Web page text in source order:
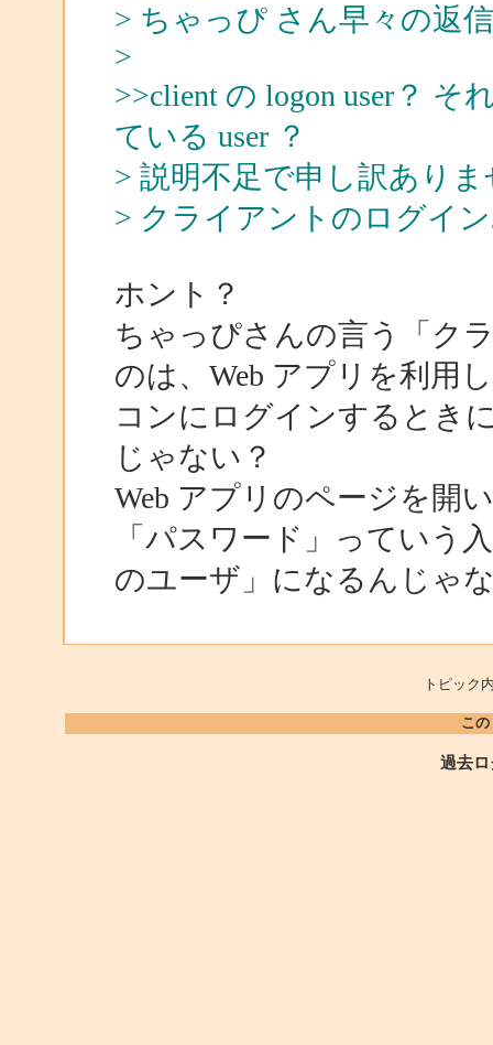
> ちゃっぴ さん早々の返
>
>>client の logon user？ そ
ている user ？
> 説明不足で申し訳あり
> クライアントのログイ
ホント？
ちゃっぴさんの言う「ク
のは、Web アプリを利用
コンにログインするとき
じゃない？
Web アプリのページを開
「パスワード」っていう
のユーザ」になるんじゃ
トピッ
こ
過去